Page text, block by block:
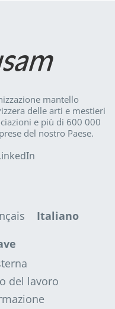
mantello
delle arti e mestieri
e più di 600 000
del nostro Paese.
Italiano
del lavoro